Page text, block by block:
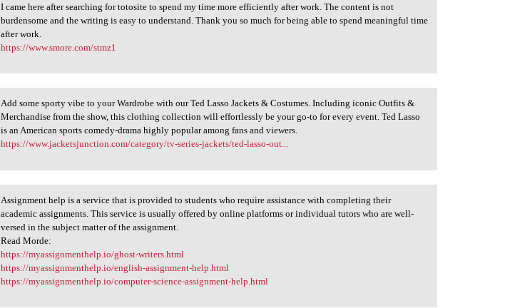
I came here after searching
I came here after searching for totosite to spend my time more efficiently after work. The content is not
burdensome and the writing is easy to understand. Thank you so much for being able to spend meaningful time
after work.
https://www.smore.com/stmz1
Add some sporty vibe to your
Add some sporty vibe to your Wardrobe with our Ted Lasso Jackets & Costumes. Including iconic Outfits &
Merchandise from the show, this clothing collection will effortlessly be your go-to for every event. Ted Lasso
is an American sports comedy-drama highly popular among fans and viewers.
https://www.jacketsjunction.com/category/tv-series-jackets/ted-lasso-out...
Assignment help is a service
Assignment help is a service that is provided to students who require assistance with completing their
academic assignments. This service is usually offered by online platforms or individual tutors who are well-
versed in the subject matter of the assignment.
Read Morde:
https://myassignmenthelp.io/ghost-writers.html
https://myassignmenthelp.io/english-assignment-help.html
https://myassignmenthelp.io/computer-science-assignment-help.html